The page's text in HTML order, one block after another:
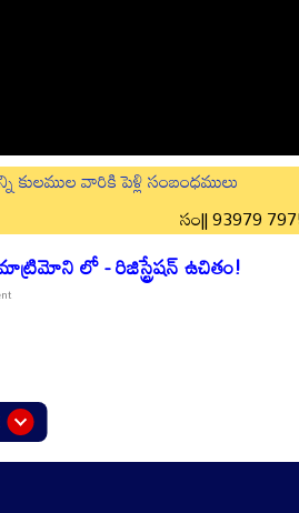
కులముల వారికి పెళ్లి సంబంధములు
సం|| 93979
మాట్రిమోని లో - రిజిస్ట్రేషన్ ఉచితం!